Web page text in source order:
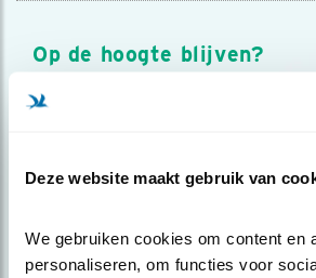
Deze website maakt gebruik van
We gebruiken cookies om content en
personaliseren, om functies voor
Op de hoogte blijven?
Meld je aan en ontvang nieuws,
over vogels en activiteiten van